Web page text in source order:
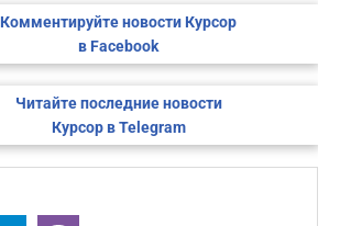
Комментируйте новости Курсор
в Facebook
Читайте последние новости
Курсор в Telegram